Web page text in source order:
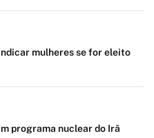
mulheres se for eleito
programa nuclear do Irã